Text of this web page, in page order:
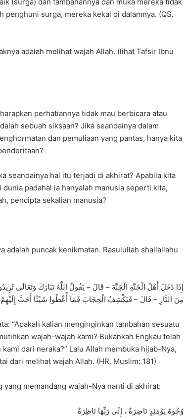
surga, mereka kekal di dalamnya. (QS.
adalah melihat wajah Allah. (lihat Tafsir Ibnu
perhatiannya tidak mau berbicara atau
sebuah siksaan? Jika seandainya dalam
dan pemuliaan yang pantas, hanya kita
seandainya hal itu terjadi di akhirat? Apabila kita
padahal ia hanyalah manusia seperti kita,
pencipta sekalian manusia?
adalah puncak kenikmatan. Rasulullah shallallahu
إِذَا دَخَلَ أَهْلُ الْجَنَّةِ الْجَنَّةَ – قَالَ – يَقُولُ اللَّهُ تَبَارَكَ وَتَعَالَى
مِنَ النَّارِ – قَالَ – فَيَكْشِفُ الْحِجَابَ فَمَا أُعْطُوا شَيْئًا أَحَبَّ
“Apakah kalian menginginkan tambahan sesuatu
wajah-wajah kami? Bukankah Engkau telah
dari neraka?” Lalu Allah membuka hijab-Nya,
dari melihat wajah Allah. (HR. Muslim: 181)
memandang wajah-Nya nanti di akhirat:
وُجُوهٌ يَوْمَئِذٍ نَاضِرَةٌ ، إِلَى رَبِّهَا نَاظِرَةٌ